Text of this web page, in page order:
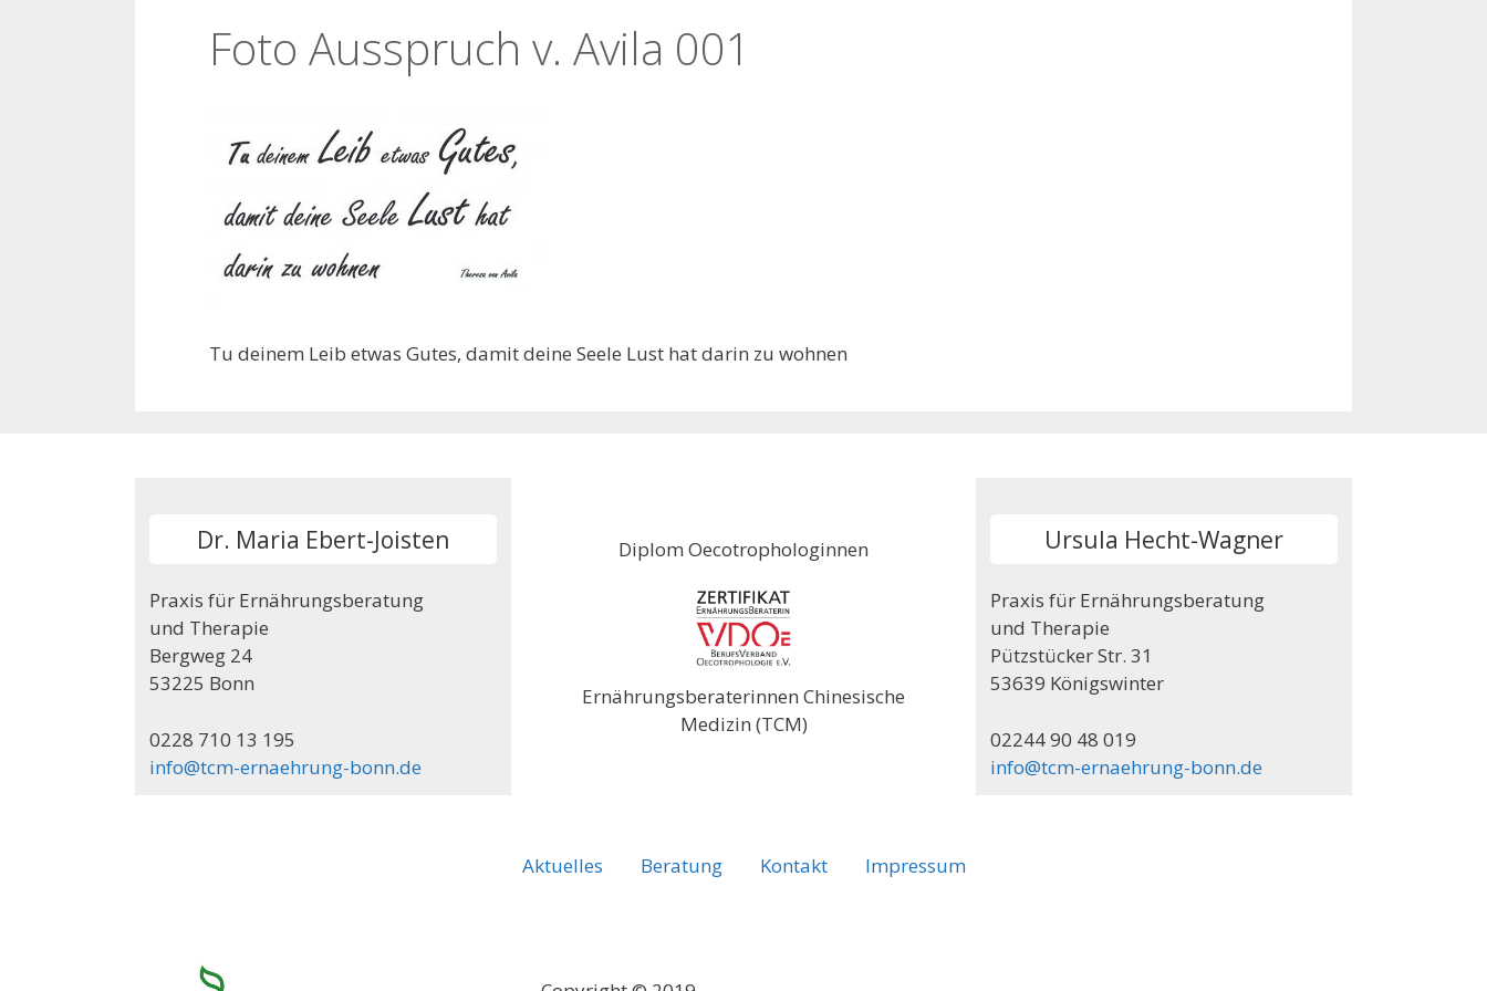
Foto Ausspruch v. Avila 001
Tu deinem Leib etwas Gutes, damit deine Seele Lust hat darin zu wohnen
Dr. Maria Ebert-Joisten
Praxis für Ernährungsberatung
und Therapie
Bergweg 24
53225 Bonn
0228 710 13 195
info@tcm-ernaehrung-bonn.de
Diplom Oecotrophologinnen
Ernährungsberaterinnen Chinesische
Medizin (TCM)
Ursula Hecht-Wagner
Praxis für Ernährungsberatung
und Therapie
Pützstücker Str. 31
53639 Königswinter
02244 90 48 019
info@tcm-ernaehrung-bonn.de
Aktuelles Beratung Kontakt Impressum